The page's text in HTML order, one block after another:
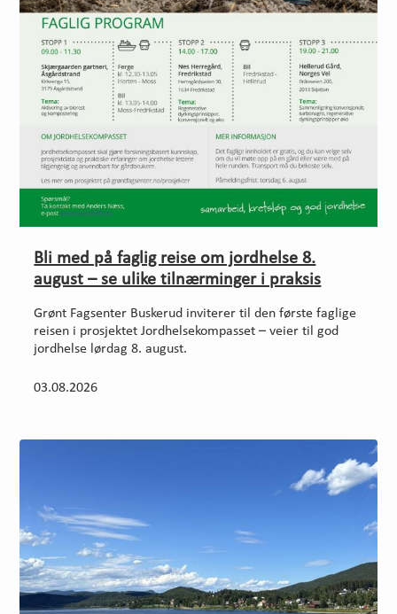
03.08.2026
Bli med på faglig reise om jordhelse 8.
august – se ulike tilnærminger i praksis
Grønt Fagsenter Buskerud inviterer til den første faglige
reisen i prosjektet Jordhelsekompasset – veier til god
jordhelse lørdag 8. august.